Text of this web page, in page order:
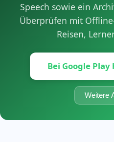
Speech sowie ein
Überprüfen mit
Reisen,
Bei Google
Weitere